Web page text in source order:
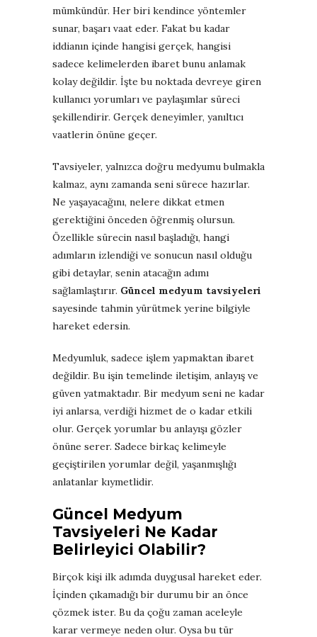
mümkündür. Her biri kendince yöntemler
sunar, başarı vaat eder. Fakat bu kadar
iddianın içinde hangisi gerçek, hangisi
sadece kelimelerden ibaret bunu anlamak
kolay değildir. İşte bu noktada devreye giren
kullanıcı yorumları ve paylaşımlar süreci
şekillendirir. Gerçek deneyimler, yanıltıcı
vaatlerin önüne geçer.
Tavsiyeler, yalnızca doğru medyumu bulmakla
kalmaz, aynı zamanda seni sürece hazırlar.
Ne yaşayacağını, nelere dikkat etmen
gerektiğini önceden öğrenmiş olursun.
Özellikle sürecin nasıl başladığı, hangi
adımların izlendiği ve sonucun nasıl olduğu
gibi detaylar, senin atacağın adımı
sağlamlaştırır. Güncel medyum tavsiyeleri
sayesinde tahmin yürütmek yerine bilgiyle
hareket edersin.
Medyumluk, sadece işlem yapmaktan ibaret
değildir. Bu işin temelinde iletişim, anlayış ve
güven yatmaktadır. Bir medyum seni ne kadar
iyi anlarsa, verdiği hizmet de o kadar etkili
olur. Gerçek yorumlar bu anlayışı gözler
önüne serer. Sadece birkaç kelimeyle
geçiştirilen yorumlar değil, yaşanmışlığı
anlatanlar kıymetlidir.
Güncel Medyum
Tavsiyeleri Ne Kadar
Belirleyici Olabilir?
Birçok kişi ilk adımda duygusal hareket eder.
İçinden çıkamadığı bir durumu bir an önce
çözmek ister. Bu da çoğu zaman aceleyle
karar vermeye neden olur. Oysa bu tür